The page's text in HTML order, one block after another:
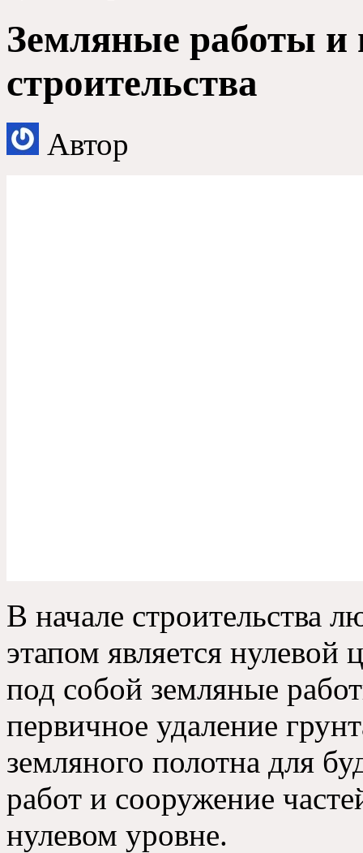
Земляные работы и
строительства
Автор
В начале строительства
этапом является
под собой земляные
первичное удаление
земляного полотна для
работ и сооружение
нулевом уровне.